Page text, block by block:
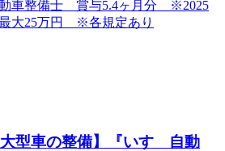
型車の整備】『いすゞ自動